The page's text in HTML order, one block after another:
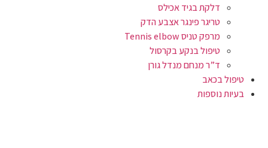
דלקת בגיד אכילס
טריגר פינגר אצבע הדק
מרפק טניס Tennis elbow
טיפול בנקע בקרסול
ד”ר מנחם מנדל גורן
טיפול בכאב
בעיות נוספות